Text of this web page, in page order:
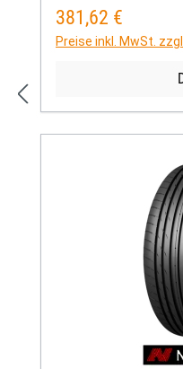
Regulärer Preis:
381,62 €
Preise inkl. MwSt.